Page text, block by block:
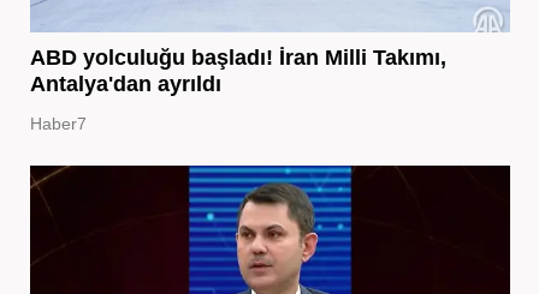
ABD yolculuğu başladı! İran Milli Takımı,
Antalya'dan ayrıldı
Haber7